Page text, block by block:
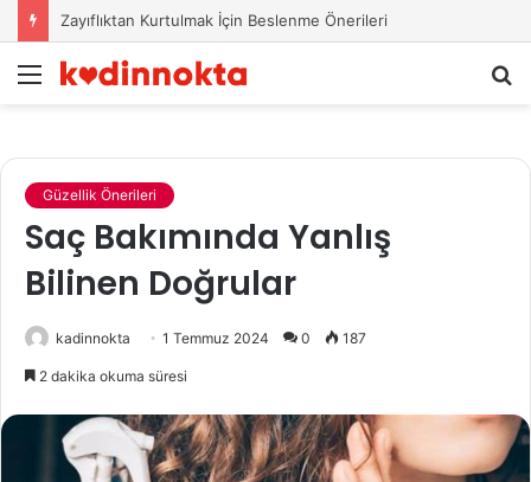
Zayıflıktan Kurtulmak İçin Beslenme Önerileri
Menü
Güzellik Önerileri
Saç Bakımında Yanlış
Bilinen Doğrular
kadinnokta 1 Temmuz 2024 0 187
2 dakika okuma süresi